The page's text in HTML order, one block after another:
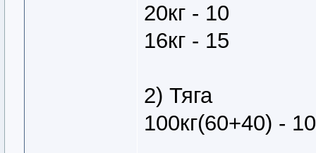
20кг - 10
16кг - 15
2) Тяга
100кг(60+40) -